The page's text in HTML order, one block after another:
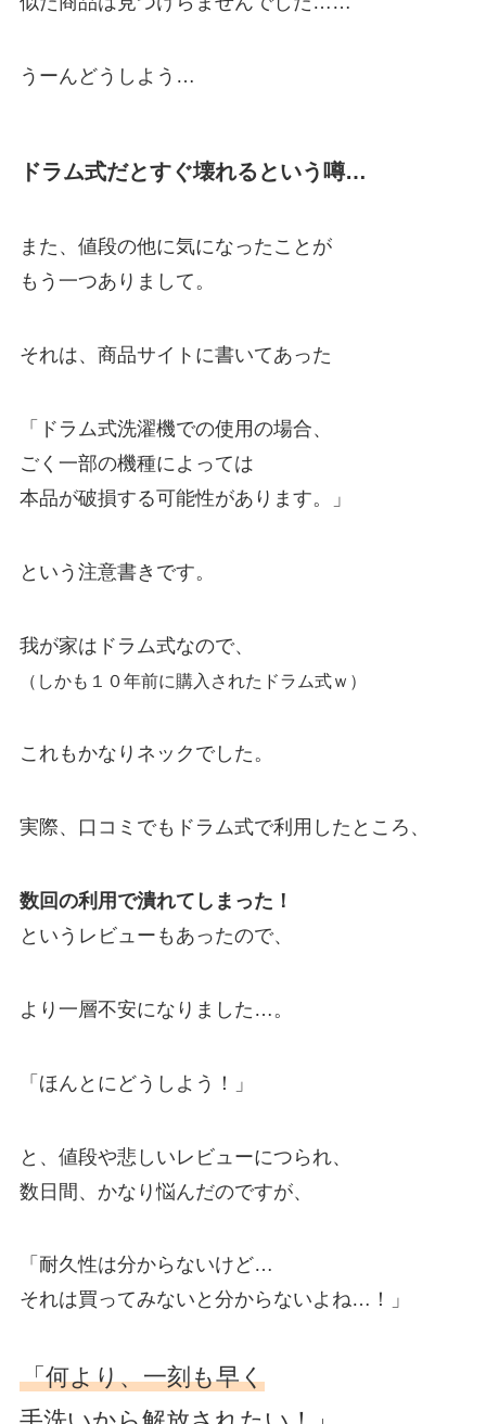
うーんどうしよう…
ドラム式だとすぐ壊れるという噂…
また、値段の他に気になったことが
もう一つありまして。
それは、商品サイトに書いてあった
「ドラム式洗濯機での使用の場合、
ごく一部の機種によっては
本品が破損する可能性があります。」
という注意書きです。
我が家はドラム式なので、
（しかも１０年前に購入されたドラム式ｗ）
これもかなりネックでした。
実際、口コミでもドラム式で利用したところ、
数回の利用で潰れてしまった！
というレビューもあったので、
より一層不安になりました…。
「ほんとにどうしよう！」
と、値段や悲しいレビューにつられ、
数日間、かなり悩んだのですが、
「耐久性は分からないけど…
それは買ってみないと分からないよね…！」
「何より、一刻も早く